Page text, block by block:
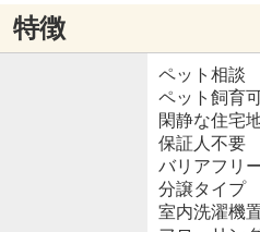
特徴
ペット相談
ペット飼育
閑静な住宅
保証人不要
バリアフリ
分譲タイプ
室内洗濯機